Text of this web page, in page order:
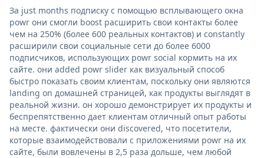
За just months подписку с помощью всплывающего окна
powr они смогли boost расширить свои контакты более
чем на 250% (более 600 реальных контактов) и constantly
расширили свои социальные сети до более 6000
подписчиков, использующих powr social кормить на их
сайте. они added powr slider как визуальный способ
быстро показать своим клиентам, поскольку они являются
landing on домашней страницей, как продукты выглядят в
реальной жизни. он хорошо демонстрирует их продукты и
беспрепятственно дает клиентам отличный опыт работы
на месте. фактически они discovered, что посетители,
которые взаимодействовали с приложениями powr на их
сайте, были вовлечены в 2,5 раза дольше, чем любой